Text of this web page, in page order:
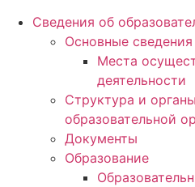
Сведения об
Основные сведения
Места
деятельности
Структура и
образовательной
Документы
Образование